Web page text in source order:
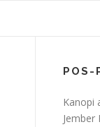
POS-
Kanopi
Jember